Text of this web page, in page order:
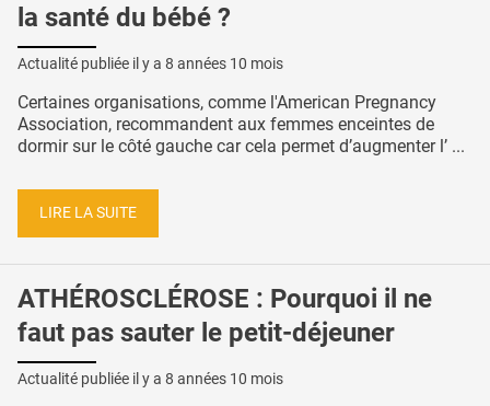
la santé du bébé ?
Actualité publiée il y a 8 années 10 mois
Certaines organisations, comme l'American Pregnancy
Association, recommandent aux femmes enceintes de
dormir sur le côté gauche car cela permet d’augmenter l’ ...
LIRE LA SUITE
ATHÉROSCLÉROSE : Pourquoi il ne
faut pas sauter le petit-déjeuner
Actualité publiée il y a 8 années 10 mois